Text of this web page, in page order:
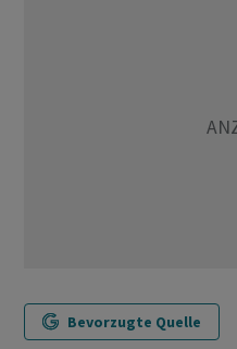
Bevorzugte Quelle